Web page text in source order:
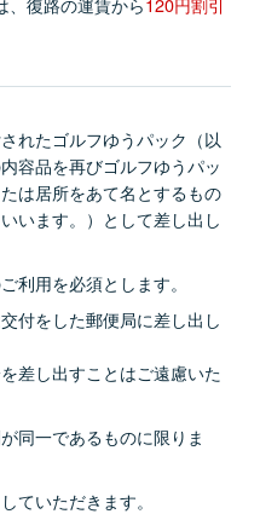
れたゴルフゆうパック（以
容品を再びゴルフゆうパッ
は居所をあて名とするもの
います。）として差し出し
利用を必須とします。
付をした郵便局に差し出し
差し出すことはご遠慮いた
同一であるものに限りま
ていただきます。